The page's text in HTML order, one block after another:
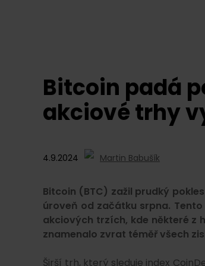
Bitcoin padá
akciové trhy
4.9.2024 Martin Babušík
Bitcoin (BTC) zažil prudký
úroveň od začátku srpna.
akciových trzích, kde některé z
znamenalo zvrat téměř všech
Širší trh, který sleduje index